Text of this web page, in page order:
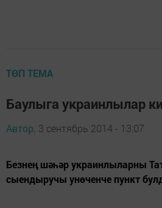
ТӨП ТЕМА
Баулыга украинлылар
Автор, 3 сентябрь 2014 - 13:07
Безнең шәһәр украинлыларны
сыендыручы унөченче пункт